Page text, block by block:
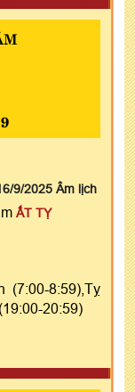
9/2025 Âm lịch
ẤT TỴ
(7:00-8:59),Tỵ
20:59)